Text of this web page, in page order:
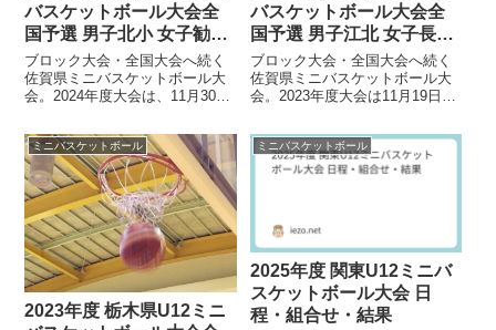
バスケットボール大会全
国予選 男子北小 女子勧興
が優勝
ブロック大会・全国大会へ続く
佐賀県ミニバスケットボール大
会。2024年度大会は、11月30日
おこなわれました。組合せ・結
果男子1...
バスケットボール大会全
国予選 男子江北 女子長松
が優勝
ブロック大会・全国大会へ続く
佐賀県ミニバスケットボール大
会。2023年度大会は11月19日
おこなわれました。組合せ・結
果男子決勝...
ミニバスケットボール
2023年度 栃木県U12ミニ
ミニバスケットボール
2025年度 関東U12ミニバ
スケットボール大会 日
程・組合せ・結果